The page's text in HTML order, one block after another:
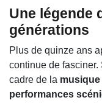
Une légende
générations
Plus de quinze ans
continue de
cadre de la musique
performances